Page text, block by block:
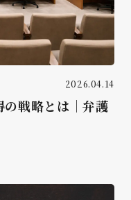
2026.04.14
戦略とは｜弁護